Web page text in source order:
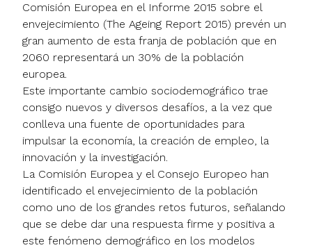
Comisión Europea en el Informe 2015 sobre el
envejecimiento (The Ageing Report 2015) prevén un
gran aumento de esta franja de población que en
2060 representará un 30% de la población
europea.
Este importante cambio sociodemográfico trae
consigo nuevos y diversos desafíos, a la vez que
conlleva una fuente de oportunidades para
impulsar la economía, la creación de empleo, la
innovación y la investigación.
La Comisión Europea y el Consejo Europeo han
identificado el envejecimiento de la población
como uno de los grandes retos futuros, señalando
que se debe dar una respuesta firme y positiva a
este fenómeno demográfico en los modelos